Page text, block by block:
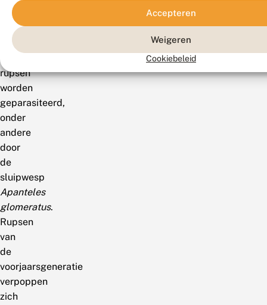
Accepteren
Weigeren
Cookiebeleid
van
plant.
rupsen
worden
geparasiteerd,
onder
andere
door
de
sluipwesp
Apanteles
glomeratus.
Rupsen
van
de
voorjaarsgeneratie
verpoppen
zich